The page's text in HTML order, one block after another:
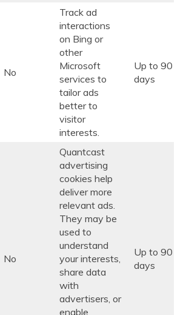
No
Track ad
interactions
on Bing or
other
Microsoft
services to
tailor ads
better to
visitor
interests.
Up to 90
days
No
Quantcast
advertising
cookies help
deliver more
relevant ads.
They may be
used to
understand
your interests,
share data
with
advertisers, or
enable
Up to 90
days